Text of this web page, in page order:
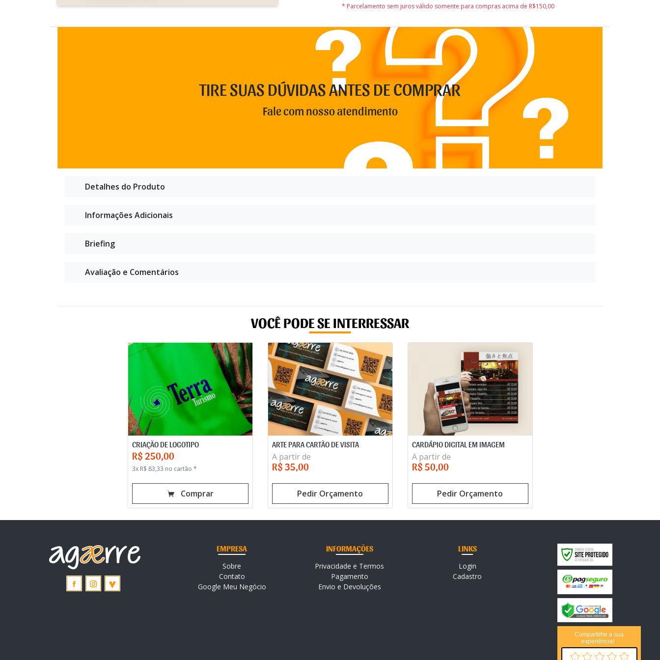
* Parcelamento sem juros válido somente para compras acima de R$150,00
TIRE SUAS DÚVIDAS ANTES DE COMPRAR
Fale com nosso atendimento
Detalhes do Produto
Informações Adicionais
Briefing
Avaliação e Comentários
VOCÊ PODE SE INTERRESSAR
CRIAÇÃO DE LOGOTIPO
R$ 250,00
3x R$ 83,33 no cartão *
Comprar
ARTE PARA CARTÃO DE VISITA
A partir de
R$ 35,00
Pedir Orçamento
CARDÁPIO DIGITAL EM IMAGEM
A partir de
R$ 50,00
Pedir Orçamento
EMPRESA
Sobre
Contato
Google Meu Negócio
INFORMAÇÕES
Privacidade e Termos
Pagamento
Envio e Devoluções
LINKS
Login
Cadastro
Compartilhe a sua
experiência!